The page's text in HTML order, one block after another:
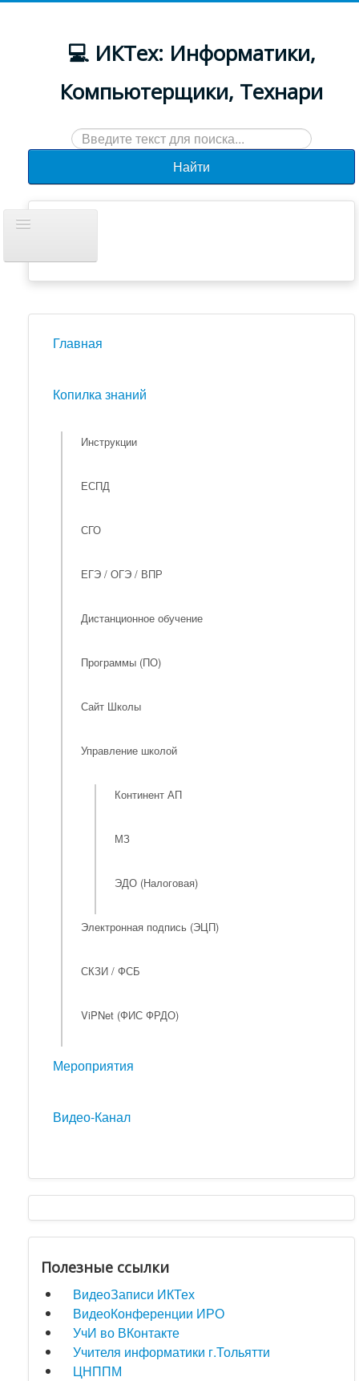
💻 ИКТех: Информатики,
Компьютерщики, Технари
Искать...
Найти
навигацию
Новости
Главная
Копилка знаний
Инструкции
ЕСПД
СГО
ЕГЭ / ОГЭ / ВПР
Дистанционное обучение
Программы (ПО)
Сайт Школы
Управление школой
Континент АП
МЗ
ЭДО (Налоговая)
Электронная подпись (ЭЦП)
СКЗИ / ФСБ
ViPNet (ФИС ФРДО)
Мероприятия
Видео-Канал
Полезные ссылки
ВидеоЗаписи ИКТех
ВидеоКонференции ИРО
УчИ во ВКонтакте
Учителя информатики г.Тольятти
ЦНППМ